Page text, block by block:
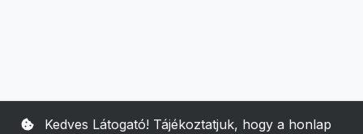
Kedves Látogató! Tájékoztatjuk, hogy a honlap